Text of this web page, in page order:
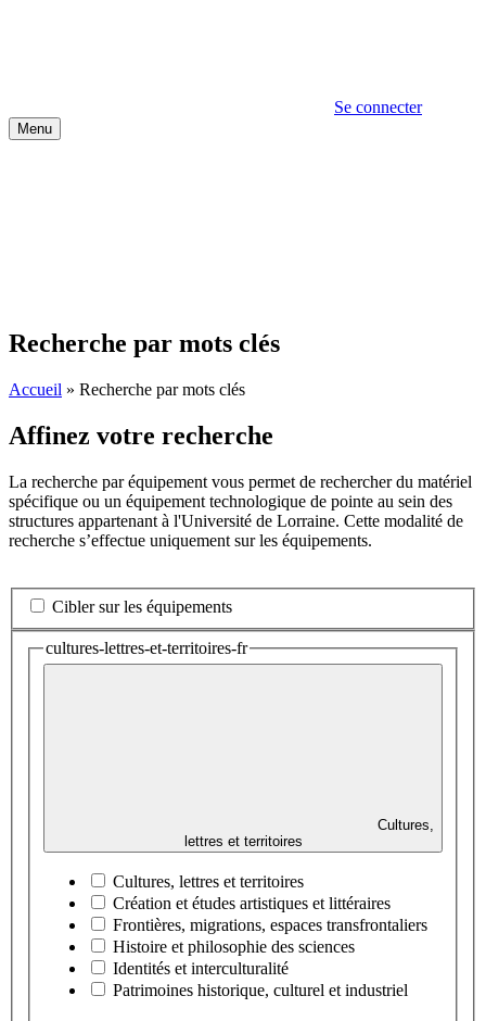
Se connecter
Menu
Recherche par mots clés
Accueil » Recherche par mots clés
Affinez votre recherche
La recherche par équipement vous permet de rechercher du matériel
spécifique ou un équipement technologique de pointe au sein des
structures appartenant à l'Université de Lorraine. Cette modalité de
recherche s’effectue uniquement sur les équipements.
Cibler sur les équipements
cultures-lettres-et-territoires-fr
Cultures,
lettres et territoires
Cultures, lettres et territoires
Création et études artistiques et littéraires
Frontières, migrations, espaces transfrontaliers
Histoire et philosophie des sciences
Identités et interculturalité
Patrimoines historique, culturel et industriel